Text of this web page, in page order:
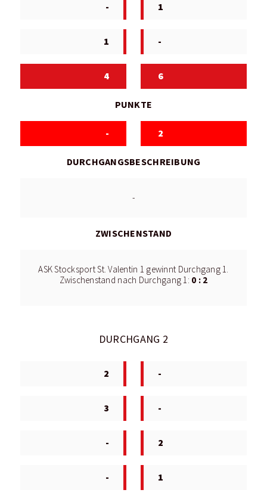
- 1
1 -
4 6
PUNKTE
- 2
DURCHGANGSBESCHREIBUNG
-
ZWISCHENSTAND
ASK Stocksport St. Valentin 1 gewinnt Durchgang 1.
Zwischenstand nach Durchgang 1: 0 : 2
DURCHGANG 2
2 -
3 -
- 2
- 1